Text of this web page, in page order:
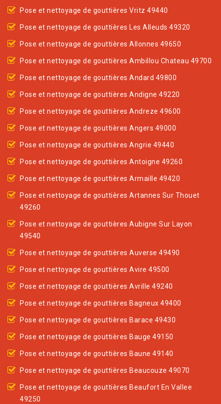
Pose et nettoyage de gouttières Vritz 49440
Pose et nettoyage de gouttières Les Alleuds 49320
Pose et nettoyage de gouttières Allonnes 49650
Pose et nettoyage de gouttières Ambillou Chateau 49700
Pose et nettoyage de gouttières Andard 49800
Pose et nettoyage de gouttières Andigne 49220
Pose et nettoyage de gouttières Andreze 49600
Pose et nettoyage de gouttières Angers 49000
Pose et nettoyage de gouttières Angrie 49440
Pose et nettoyage de gouttières Antoigne 49260
Pose et nettoyage de gouttières Armaille 49420
Pose et nettoyage de gouttières Artannes Sur Thouet
49260
Pose et nettoyage de gouttières Aubigne Sur Layon
49540
Pose et nettoyage de gouttières Auverse 49490
Pose et nettoyage de gouttières Avire 49500
Pose et nettoyage de gouttières Avrille 49240
Pose et nettoyage de gouttières Bagneux 49400
Pose et nettoyage de gouttières Barace 49430
Pose et nettoyage de gouttières Bauge 49150
Pose et nettoyage de gouttières Baune 49140
Pose et nettoyage de gouttières Beaucouze 49070
Pose et nettoyage de gouttières Beaufort En Vallee
49250